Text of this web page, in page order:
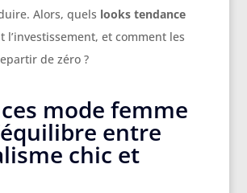
Alors, quels looks tendance
l’investissement, et comment les
de zéro ?
mode femme
entre
chic et